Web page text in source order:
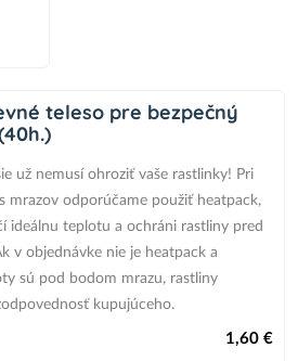
teleso pre bezpečný
už nemusí ohroziť vaše rastlinky! Pri
mrazov odporúčame použiť heatpack,
ideálnu teplotu a ochráni rastliny pred
v objednávke nie je heatpack a
sú pod bodom mrazu, rastliny
kupujúceho.
1,60 €